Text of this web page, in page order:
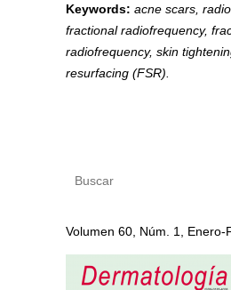
Keywords: acne scars,
fractional radiofrequency,
radiofrequency, skin
resurfacing (FSR).
Volumen 60, Núm. 1, Enero-